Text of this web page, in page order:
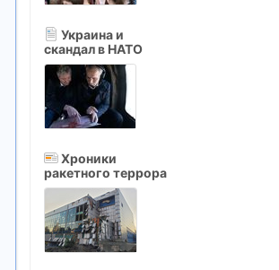
Украина и
скандал в НАТО
Хроники
ракетного террора